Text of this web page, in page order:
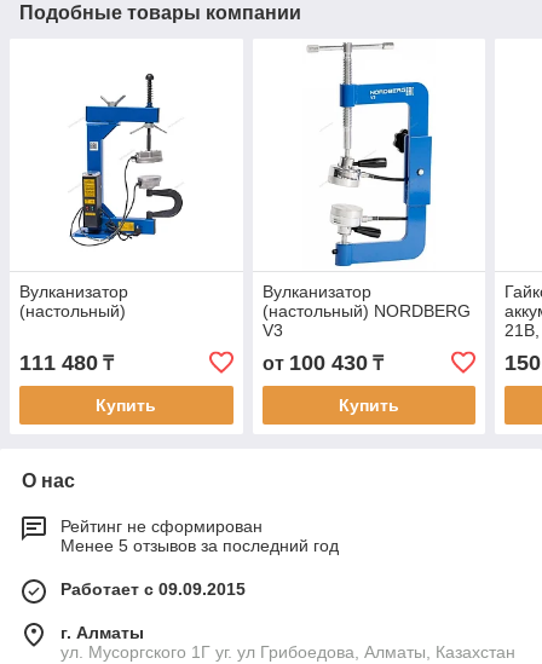
Подобные товары компании
Вулканизатор
(настольный)
111 480 ₸
Купить
Вулканизатор
(настольный) NORDBERG
V3
от 100 430₸
Купить
О нас
Рейтинг не сформирован
Менее 5 отзывов за последний год
Работает с 09.09.2015
г. Алматы
ул. Мусоргского 1Г уг. ул Грибоедова, Алматы, Казахстан